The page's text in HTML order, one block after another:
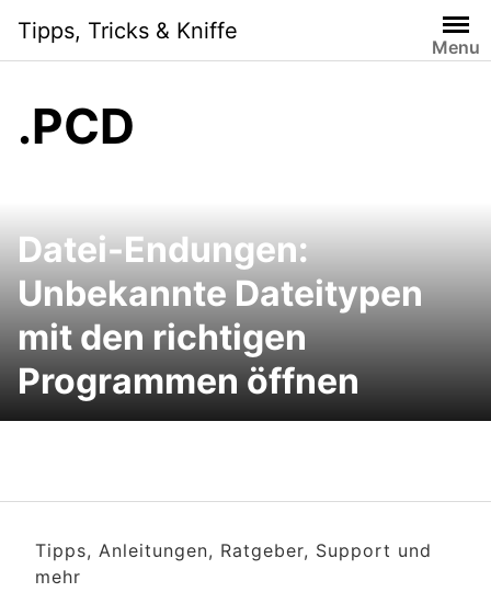
content
Tipps, Tricks & Kniffe
Menu
.PCD
Datei-Endungen:
Unbekannte Dateitypen
mit den richtigen
Programmen öffnen
Tipps, Anleitungen, Ratgeber, Support und
mehr